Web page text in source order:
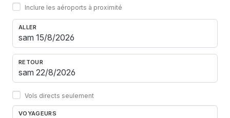
Inclure les aéroports à proximité
ALLER
RETOUR
Vols directs seulement
VOYAGEURS